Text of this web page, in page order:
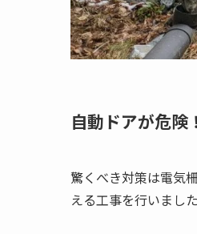
自動ドアが危険
驚くべき対策は電気
える工事を行いました